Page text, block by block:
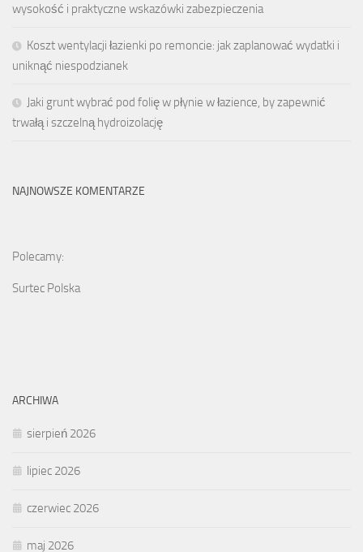
wysokość i praktyczne wskazówki zabezpieczenia
Koszt wentylacji łazienki po remoncie: jak zaplanować wydatki i
uniknąć niespodzianek
Jaki grunt wybrać pod folię w płynie w łazience, by zapewnić
trwałą i szczelną hydroizolację
NAJNOWSZE KOMENTARZE
Polecamy:
Surtec Polska
ARCHIWA
sierpień 2026
lipiec 2026
czerwiec 2026
maj 2026